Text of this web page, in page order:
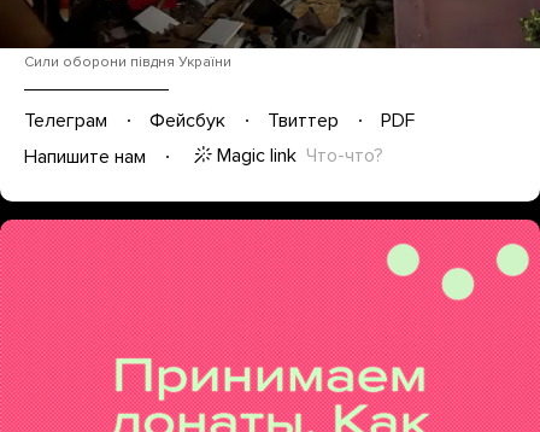
Сили оборони півдня України
Телеграм Фейсбук Твиттер
PDF
Напишите нам
Magic link Что-что?